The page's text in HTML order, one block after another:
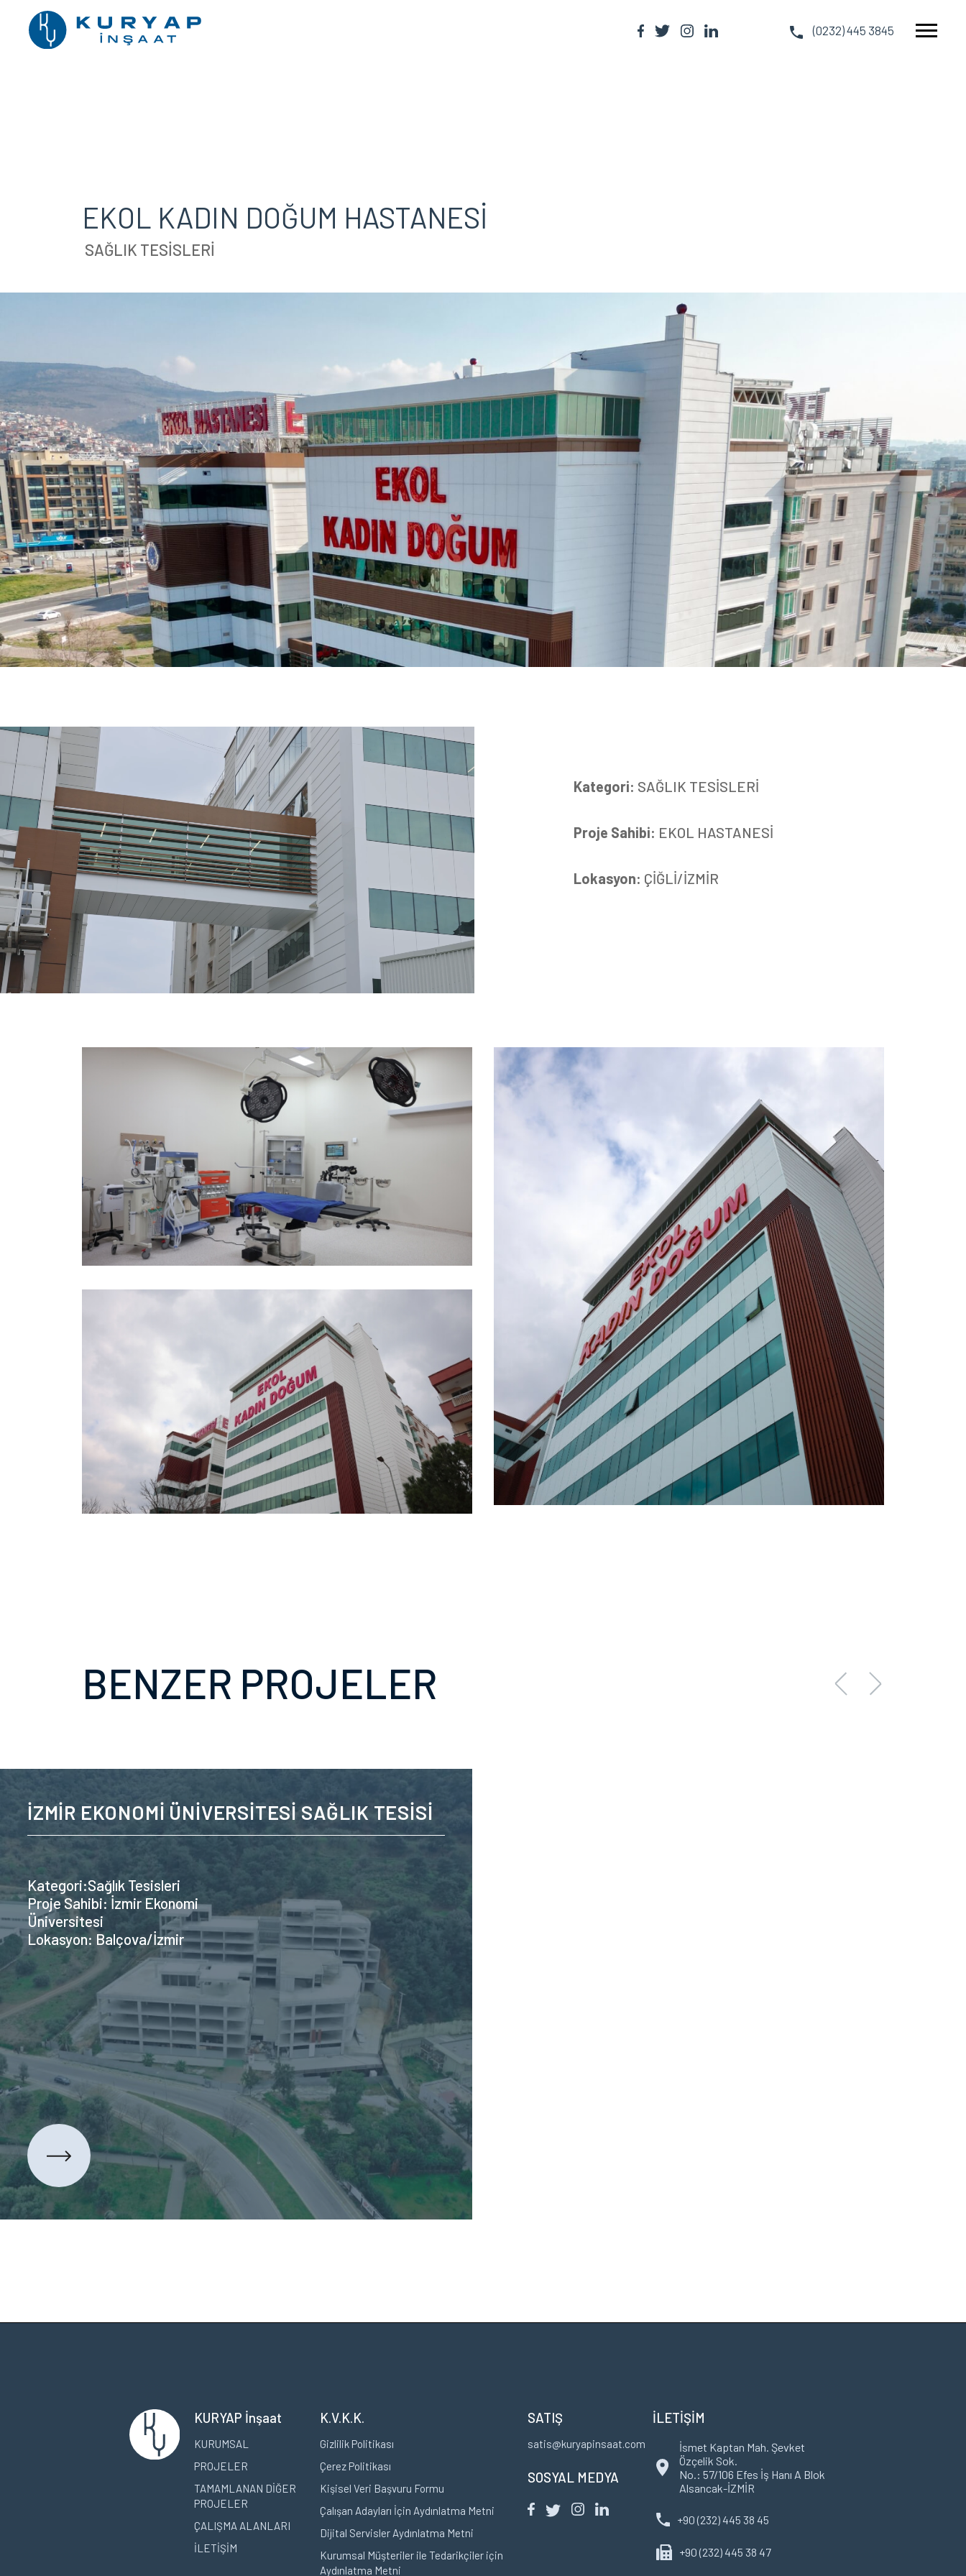
(0232) 445 3845
EKOL KADIN DOĞUM HASTANESİ
SAĞLIK TESİSLERİ
Kategori: SAĞLIK TESİSLERİ
Proje Sahibi: EKOL HASTANESİ
Lokasyon: ÇİĞLİ/İZMİR
BENZER PROJELER
İZMİR EKONOMİ ÜNİVERSİTESİ SAĞLIK TESİSİ
Kategori:Sağlık Tesisleri
Proje Sahibi: İzmir Ekonomi
Üniversitesi
Lokasyon: Balçova/İzmir
KURYAP İnşaat
KURUMSAL
PROJELER
TAMAMLANAN DİĞER
PROJELER
ÇALIŞMA ALANLARI
İLETİŞİM
K.V.K.K.
Gizlilik Politikası
Çerez Politikası
Kişisel Veri Başvuru Formu
Çalışan Adayları İçin Aydınlatma Metni
Dijital Servisler Aydınlatma Metni
Kurumsal Müşteriler ile Tedarikçiler için
Aydınlatma Metni
SATIŞ
satis@kuryapinsaat.com
SOSYAL MEDYA
İLETİŞİM
İsmet Kaptan Mah. Şevket
Özçelik Sok.
No.: 57/106 Efes İş Hanı A Blok
Alsancak-İZMİR
+90 (232) 445 38 45
+90 (232) 445 38 47